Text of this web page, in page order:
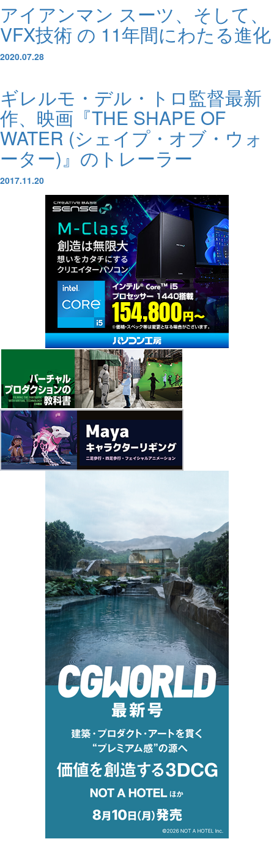
アイアンマン スーツ、そして、
VFX技術 の 11年間にわたる進化
2020.07.28
ギレルモ・デル・トロ監督最新
作、映画『THE SHAPE OF
WATER (シェイプ・オブ・ウォ
ーター)』のトレーラー
2017.11.20